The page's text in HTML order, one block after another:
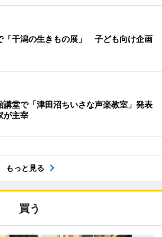
「干潟の生きもの展」 子ども向け企画
講堂で「津田沼ちいさな声楽教室」発表
主宰
もっと見る
買う